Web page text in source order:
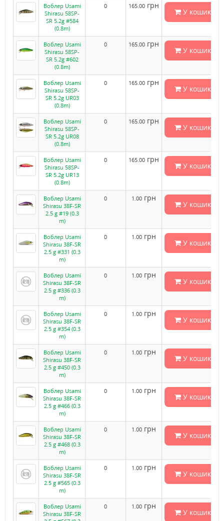
Воблер Usami
Shirasu 58SP-
SR 5.2g #584
(0.8m)
0 165.00 грн
У кошик
Воблер Usami
Shirasu 58SP-
SR 5.2g #602
(0.8m)
0 165.00 грн
У кошик
Воблер Usami
Shirasu 58SP-
SR 5.2g UR03
(0.8m)
0 165.00 грн
У кошик
Воблер Usami
Shirasu 58SP-
SR 5.2g UR08
(0.8m)
0 165.00 грн
У кошик
Воблер Usami
Shirasu 58SP-
SR 5.2g UR13
(0.8m)
0 165.00 грн
У кошик
Воблер Usami
Shirasu 38F-SR
2.5 g #19 (0.3
m)
0 1.00 грн
У кошик
Воблер Usami
Shirasu 38F-SR
2.5 g #331 (0.3
m)
0 1.00 грн
У кошик
Воблер Usami
Shirasu 38F-SR
2.5 g #336 (0.3
m)
0 1.00 грн
У кошик
Воблер Usami
Shirasu 38F-SR
2.5 g #354 (0.3
m)
0 1.00 грн
У кошик
Воблер Usami
Shirasu 38F-SR
2.5 g #450 (0.3
m)
0 1.00 грн
У кошик
Воблер Usami
Shirasu 38F-SR
2.5 g #466 (0.3
m)
0 1.00 грн
У кошик
Воблер Usami
Shirasu 38F-SR
2.5 g #468 (0.3
m)
0 1.00 грн
У кошик
Воблер Usami
Shirasu 38F-SR
2.5 g #565 (0.3
m)
0 1.00 грн
У кошик
Воблер Usami
Shirasu 38F-SR
0 1.00 грн
У кошик